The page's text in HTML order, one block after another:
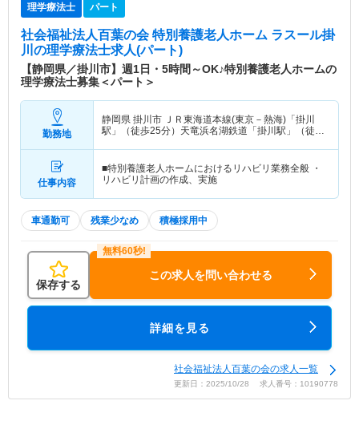
理学療法士 パート
社会福祉法人百葉の会 特別養護老人ホーム ラスール掛
川 の理学療法士求人(パート)
【静岡県／掛川市】週1日・5時間～OK♪特別養護老人ホームの
理学療法士募集＜パート＞
勤務地
静岡県 掛川市 ＪＲ東海道本線(東京－熱海)「掛川
駅」（徒歩25分）天竜浜名湖鉄道「掛川駅」（徒歩
仕事内容
■特別養護老人ホームにおけるリハビリ業務全般 ・
リハビリ計画の作成、実施
車通勤可 残業少なめ 積極採用中
保存する
この求人を問い合わせる
詳細を見る
社会福祉法人百葉の会の求人一覧
更新日：2025/10/28 求人番号：10190778